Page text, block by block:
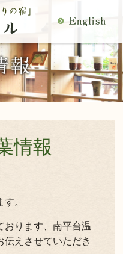
閉
じ
る
館内施設
観光案内
約は5％OFF
ご予約
情報
。
おります、南平台温
伝えさせていただき
・変更